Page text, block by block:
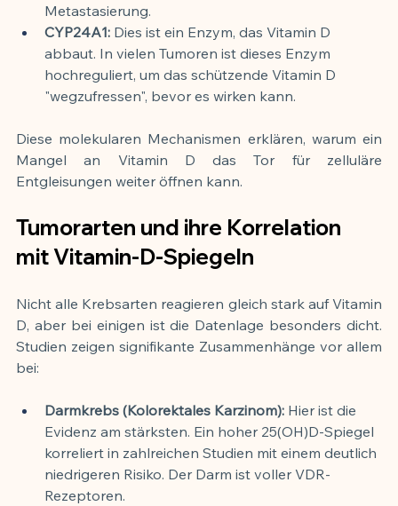
Metastasierung.
CYP24A1: Dies ist ein Enzym, das Vitamin D
abbaut. In vielen Tumoren ist dieses Enzym
hochreguliert, um das schützende Vitamin D
"wegzufressen", bevor es wirken kann.
Diese molekularen Mechanismen erklären, warum ein
Mangel an Vitamin D das Tor für zelluläre
Entgleisungen weiter öffnen kann.
Tumorarten und ihre Korrelation
mit Vitamin-D-Spiegeln
Nicht alle Krebsarten reagieren gleich stark auf Vitamin
D, aber bei einigen ist die Datenlage besonders dicht.
Studien zeigen signifikante Zusammenhänge vor allem
bei:
Darmkrebs (Kolorektales Karzinom): Hier ist die
Evidenz am stärksten. Ein hoher 25(OH)D-Spiegel
korreliert in zahlreichen Studien mit einem deutlich
niedrigeren Risiko. Der Darm ist voller VDR-
Rezeptoren.